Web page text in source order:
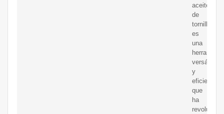
aceite
de
tornillo
es
una
versátil
y
eficiente
que
ha